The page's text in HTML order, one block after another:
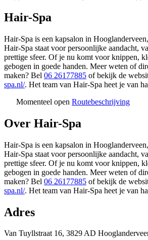
Hair-Spa
Hair-Spa is een kapsalon in
Hair-Spa staat voor persoonlijke aandacht,
prettige sfeer. Of je nu komt voor knippen,
gebogen in goede handen. Meer weten of
maken? Bel 06 26177885 of bekijk de
spa.nl/. Het team van Hair-Spa heet je van
Momenteel open Routebeschrijving
+
Over Hair-Spa
Hair-Spa is een kapsalon in
Hair-Spa staat voor persoonlijke aandacht,
prettige sfeer. Of je nu komt voor knippen,
gebogen in goede handen. Meer weten of
maken? Bel 06 26177885 of bekijk de
spa.nl/. Het team van Hair-Spa heet je van
Adres
Van Tuyllstraat 16, 3829 AD